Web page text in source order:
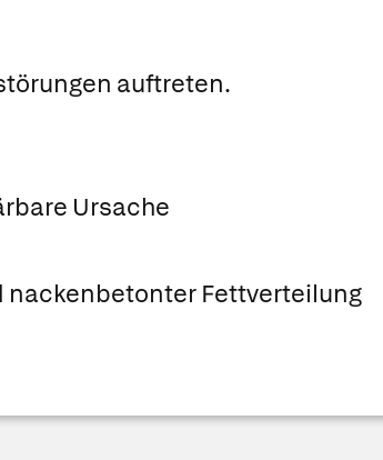
auftreten.
Ursache
Fettverteilung